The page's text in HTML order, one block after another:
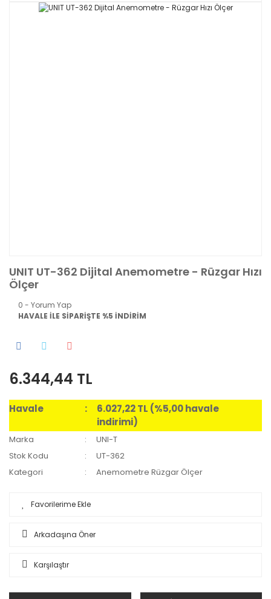
UNIT UT-362 Dijital Anemometre - Rüzgar Hızı
Ölçer
0 - Yorum Yap
HAVALE İLE SİPARİŞTE %5 İNDİRİM
6.344,44 TL
Havale
6.027,22 TL (%5,00 havale
indirimi)
Marka
UNI-T
Stok Kodu
UT-362
Kategori
Anemometre Rüzgar Ölçer
Arkadaşına Öner
Karşılaştır